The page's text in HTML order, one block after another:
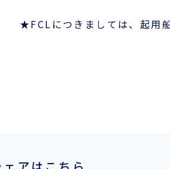
★FCLにつきましては、起用